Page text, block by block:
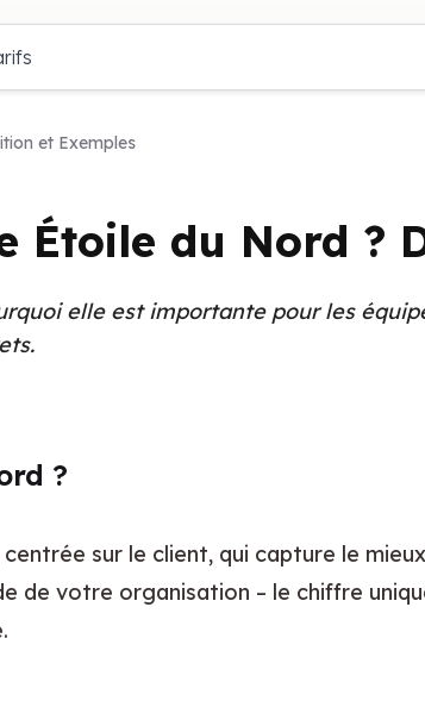
et Exemples
Étoile du Nord ?
elle est importante pour les
?
centrée sur le client, qui capture le
de votre organisation – le chiffre